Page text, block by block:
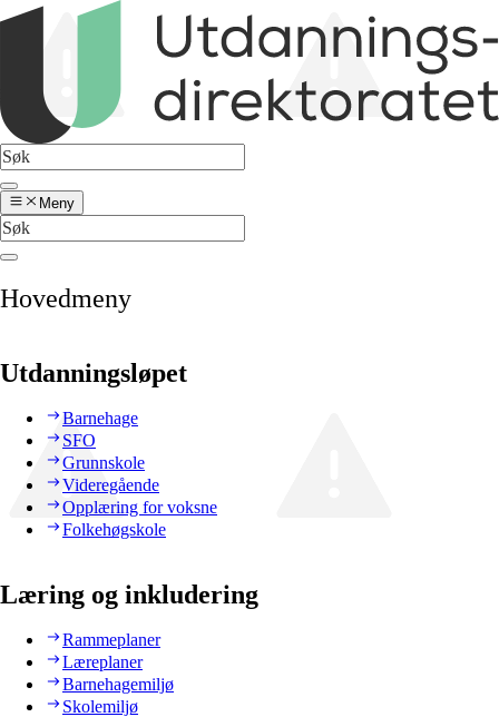
Meny
Hovedmeny
Utdanningsløpet
Barnehage
SFO
Grunnskole
Videregående
Opplæring for voksne
Folkehøgskole
Læring og inkludering
Rammeplaner
Læreplaner
Barnehagemiljø
Skolemiljø